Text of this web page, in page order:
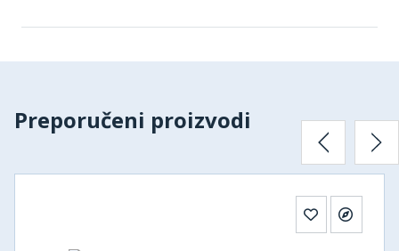
Preporučeni proizvodi